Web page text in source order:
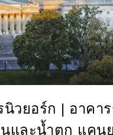
วยอร์ก | อาคา
และน้ำตก แคน